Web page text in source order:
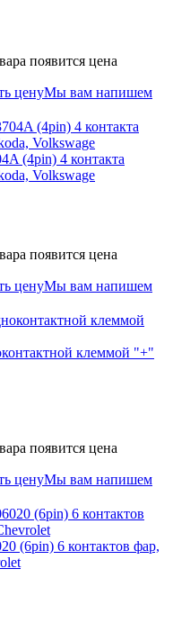
появится цена
ценуМы вам напишем
(4pin) 4 контакта
Volkswage
появится цена
ценуМы вам напишем
клеммой "+"
появится цена
ценуМы вам напишем
(6pin) 6 контактов фар,